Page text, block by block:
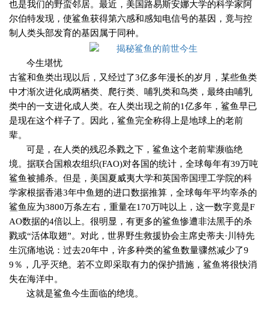
也是我们的野蛮邻居。最近，美国路易斯安娜大学的科学家阿
尔伯特发现，使鲨鱼获得第六感和感知电信号的基因，竟与控
制人类头部发育的基因属于同种。
今生堪忧
古鲨和鱼类出现以后，又经过了3亿多年漫长的岁月，某些鱼类
中才渐次进化成两栖类、爬行类、哺乳类和鸟类，最终由哺乳
类中的一支进化成人类。在人类出现之前的1亿多年，鲨鱼早已
是现在这个样子了。因此，鲨鱼完全称得上是地球上的老前
辈。
可是，在人类的残忍杀戮之下，鲨鱼这个老前辈濒临绝
境。据联合国粮农组织(FAO)对各国的统计，全球每年有39万吨
鲨鱼被捕杀。但是，美国夏威夷大学和英国帝国理工学院的科
学家根据香港3年中鱼翅的进口数据推算，全球每年平均宰杀的
鲨鱼应为3800万条左右，重量在170万吨以上，这一数字竟是F
AO数据的4倍以上。很明显，有更多的鲨鱼惨遭非法黑手的杀
戮或“活体取翅”。对此，世界野生救援协会主席史蒂夫·川特先
生沉痛地说：过去20年中，许多种类的鲨鱼数量骤然减少了9
9 ％，几乎灭绝。若不立即采取有力的保护措施，鲨鱼将很快消
失在海洋中。
这就是鲨鱼今生面临的绝境。